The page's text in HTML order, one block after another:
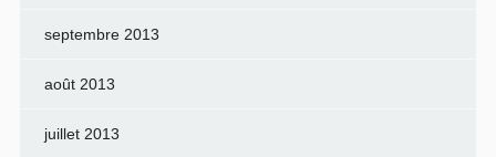
septembre 2013
août 2013
juillet 2013